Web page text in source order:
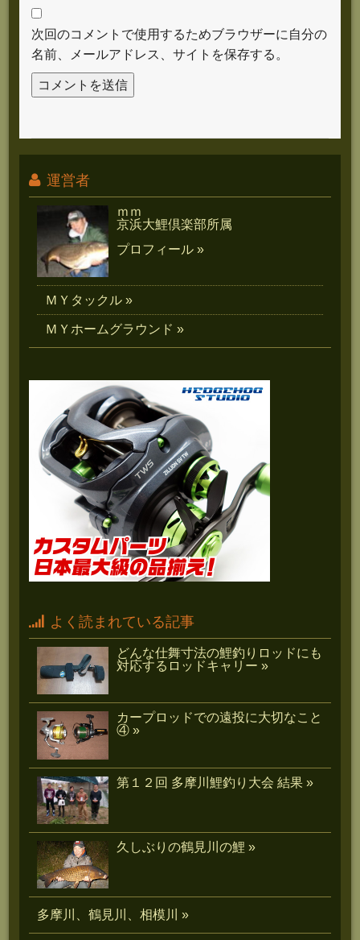
次回のコメントで使用するためブラウザーに自分の
名前、メールアドレス、サイトを保存する。
運営者
ｍｍ
京浜大鯉倶楽部所属
プロフィール »
ＭＹタックル »
ＭＹホームグラウンド »
よく読まれている記事
どんな仕舞寸法の鯉釣りロッドにも
対応するロッドキャリー »
カープロッドでの遠投に大切なこと
④ »
第１２回 多摩川鯉釣り大会 結果 »
久しぶりの鶴見川の鯉 »
多摩川、鶴見川、相模川 »